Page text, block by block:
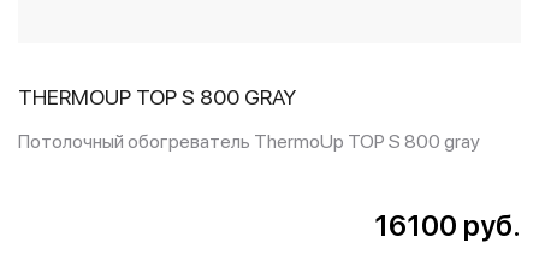
THERMOUP TOP S 800 GRAY
Потолочный обогреватель ThermoUp TOP S 800 gray
16100 руб.